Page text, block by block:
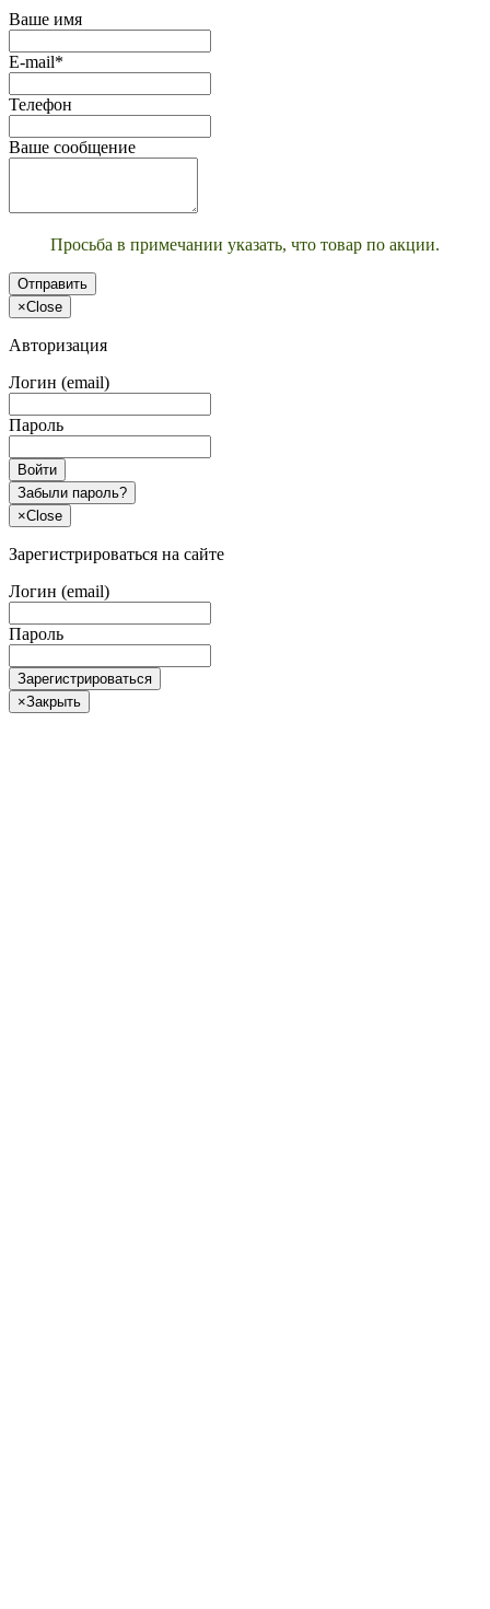
Ваше имя
E-mail*
Телефон
Ваше сообщение
Просьба в примечании указать, что товар по акции.
Отправить
×Close
Авторизация
Логин (email)
Пароль
Войти
Забыли пароль?
×Close
Зарегистрироваться на сайте
Логин (email)
Пароль
Зарегистрироваться
×Закрыть